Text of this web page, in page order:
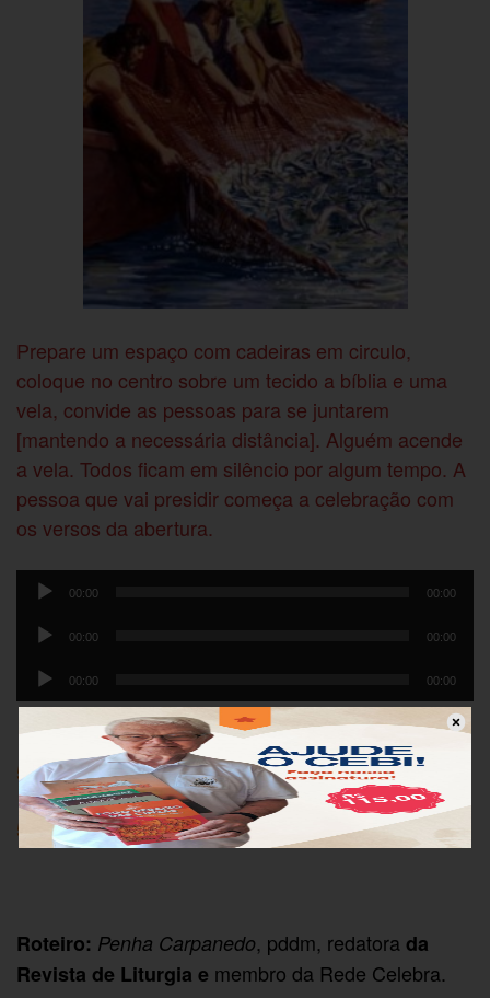
Prepare um espaço com cadeiras em circulo,
coloque no centro sobre um tecido a bíblia e uma
vela, convide as pessoas para se juntarem
[mantendo a necessária distância]. Alguém acende
a vela. Todos ficam em silêncio por algum tempo. A
pessoa que vai presidir começa a celebração com
os versos da abertura.
Tocador
áudio
00:00 00:00
Tocador
áudio
00:00 00:00
Tocador
de
áudio
00:00 00:00
5º COMUM Ano C- Celular (1)
5º COMUM Ano C- impresso (1)
Roteiro: Penha Carpanedo, pddm, redatora da
Revista de Liturgia e membro da Rede Celebra.